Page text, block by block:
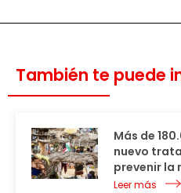
También te puede
Más de
nuevo
prevenir la
Leer más